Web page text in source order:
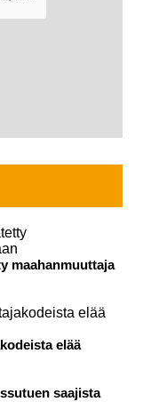
maahanmuuttaja
elää
saajista